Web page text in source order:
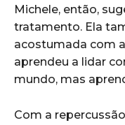
Michele, então,
tratamento. Ela
acostumada com
aprendeu a lidar
mundo, mas
Com a